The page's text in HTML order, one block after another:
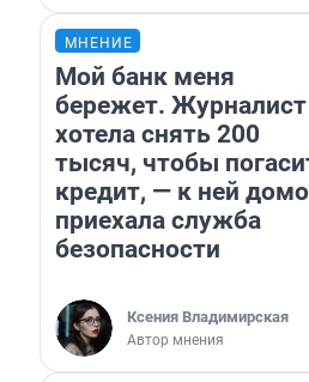
МНЕНИЕ
Мой банк меня
бережет. Журналист
хотела снять 200
тысяч, чтобы
кредит, — к ней
приехала служба
безопасности
Ксения Владимирская
Автор мнения